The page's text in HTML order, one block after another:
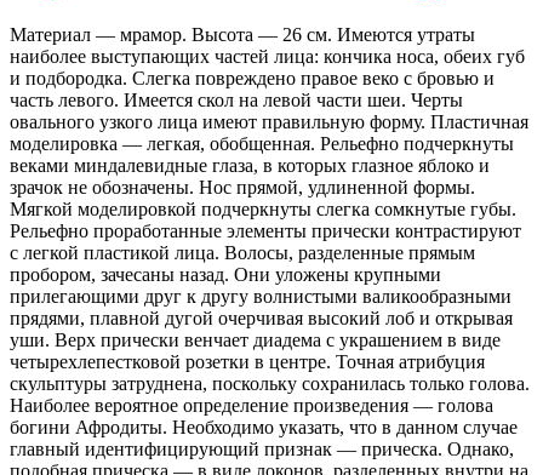
Материал — мрамор. Высота — 26 см. Имеются утраты
наиболее выступающих частей лица: кончика носа, обеих губ
и подбородка. Слегка повреждено правое веко с бровью и
часть левого. Имеется скол на левой части шеи. Черты
овального узкого лица имеют правильную форму. Пластичная
моделировка — легкая, обобщенная. Рельефно подчеркнуты
веками миндалевидные глаза, в которых глазное яблоко и
зрачок не обозначены. Нос прямой, удлиненной формы.
Мягкой моделировкой подчеркнуты слегка сомкнутые губы.
Рельефно проработанные элементы прически контрастируют
с легкой пластикой лица. Волосы, разделенные прямым
пробором, зачесаны назад. Они уложены крупными
прилегающими друг к другу волнистыми валикообразными
прядями, плавной дугой очерчивая высокий лоб и открывая
уши. Верх прически венчает диадема с украшением в виде
четырехлепестковой розетки в центре. Точная атрибуция
скульптуры затруднена, поскольку сохранилась только голова.
Наиболее вероятное определение произведения — голова
богини Афродиты. Необходимо указать, что в данном случае
главный идентифицирующий признак — прическа. Однако,
подобная прическа — в виде локонов, разделенных внутри на